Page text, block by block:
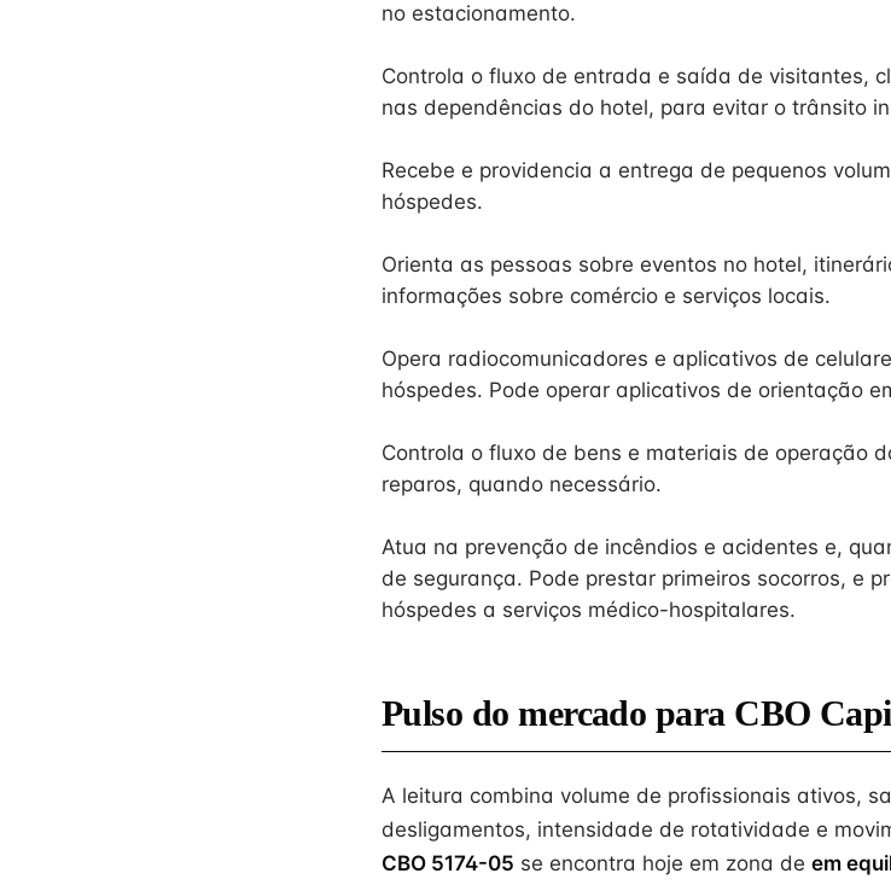
no estacionamento.
Controla o fluxo de entrada e saída de visitantes,
nas dependências do hotel, para evitar o trânsito
Recebe e providencia a entrega de pequenos
hóspedes.
Orienta as pessoas sobre eventos no hotel,
informações sobre comércio e serviços locais.
Opera radiocomunicadores e aplicativos de
hóspedes. Pode operar aplicativos de orientação
Controla o fluxo de bens e materiais de operação
reparos, quando necessário.
Atua na prevenção de incêndios e acidentes e,
de segurança. Pode prestar primeiros socorros, e
hóspedes a serviços médico-hospitalares.
Pulso do mercado para CBO
A leitura combina volume de profissionais ativos,
desligamentos, intensidade de rotatividade e
CBO 5174-05 se encontra hoje em zona de em